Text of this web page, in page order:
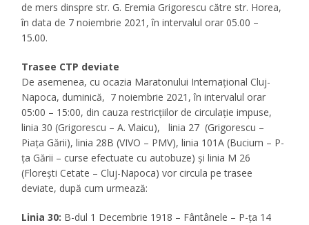
de mers dinspre str. G. Eremia Grigorescu către str. Horea,
în data de 7 noiembrie 2021, în intervalul orar 05.00 –
15.00.
Trasee CTP deviate
De asemenea, cu ocazia Maratonului Internațional Cluj-
Napoca, duminică, 7 noiembrie 2021, în intervalul orar
05:00 – 15:00, din cauza restricțiilor de circulație impuse,
linia 30 (Grigorescu – A. Vlaicu), linia 27 (Grigorescu –
Piața Gării), linia 28B (VIVO – PMV), linia 101A (Bucium – P-
ța Gării – curse efectuate cu autobuze) și linia M 26
(Florești Cetate – Cluj-Napoca) vor circula pe trasee
deviate, după cum urmează:
Linia 30: B-dul 1 Decembrie 1918 – Fântânele – P-ța 14